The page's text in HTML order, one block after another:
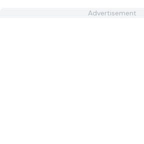
Advertisement